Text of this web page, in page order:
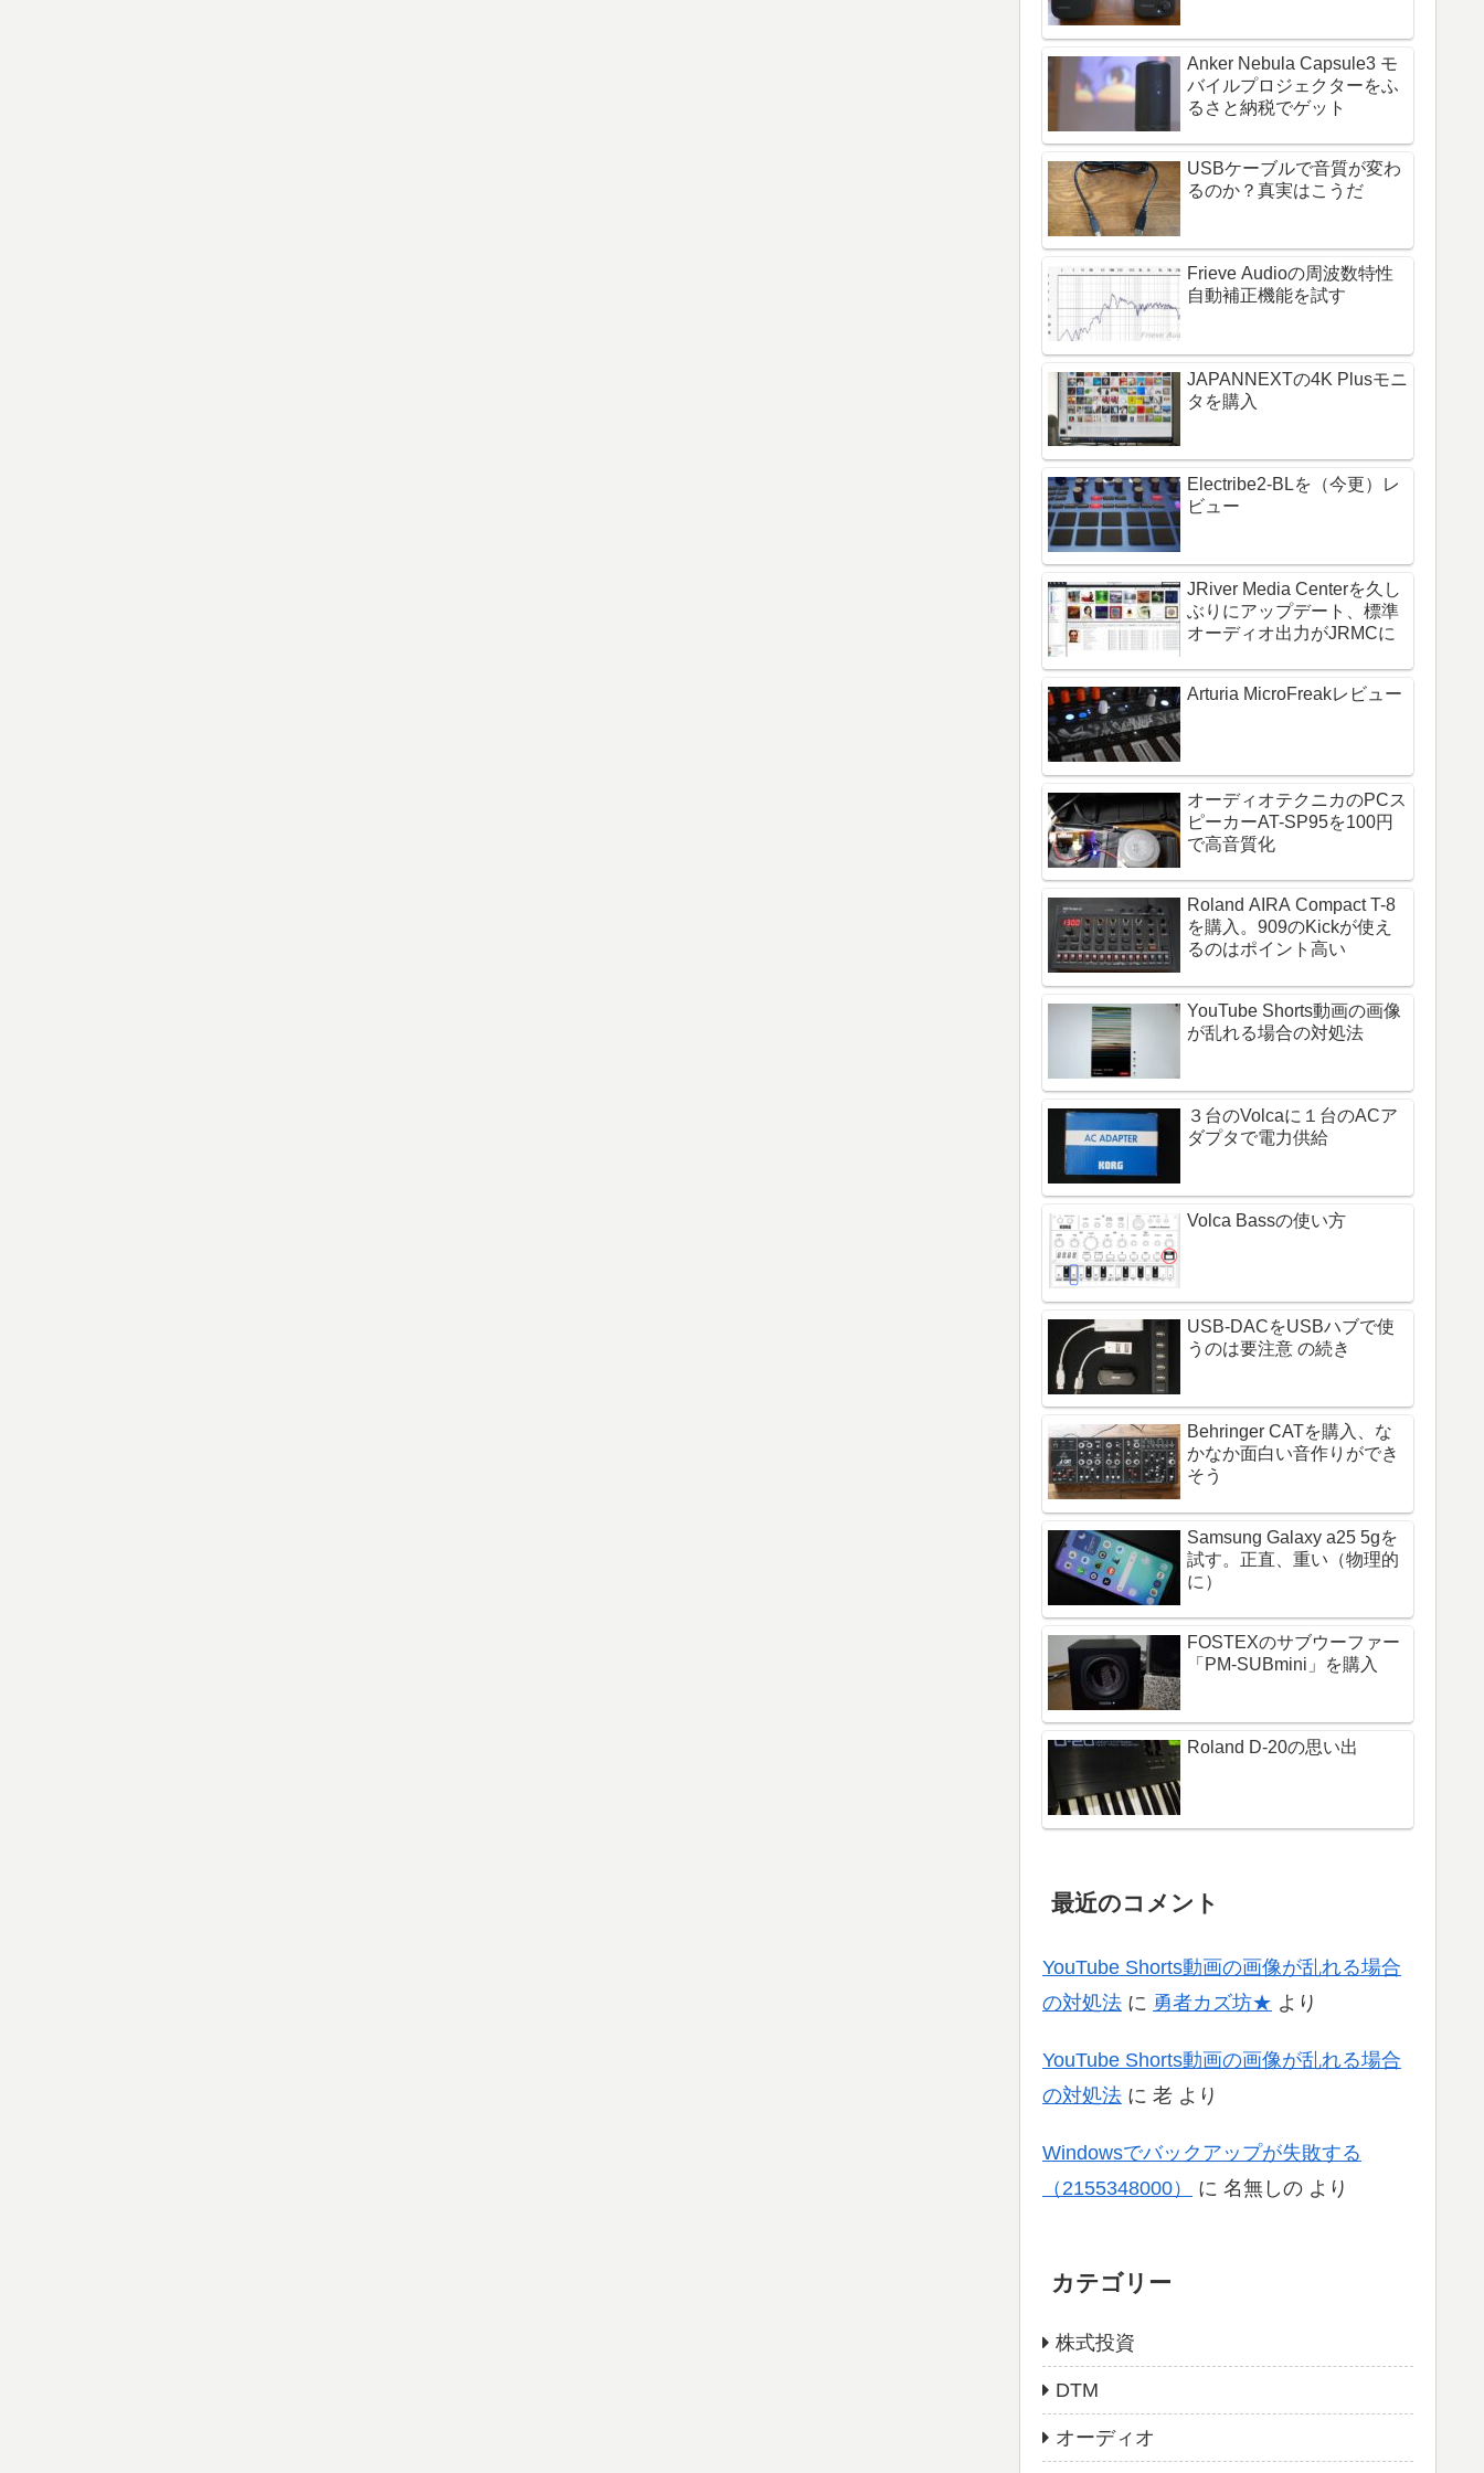
Anker Nebula Capsule3 モ
バイルプロジェクターをふ
るさと納税でゲット
USBケーブルで音質が変わ
るのか？真実はこうだ
Frieve Audioの周波数特性
自動補正機能を試す
JAPANNEXTの4K Plusモニ
タを購入
Electribe2-BLを（今更）レ
ビュー
JRiver Media Centerを久し
ぶりにアップデート、標準
オーディオ出力がJRMCに
Arturia MicroFreakレビュー
オーディオテクニカのPCス
ピーカーAT-SP95を100円
で高音質化
Roland AIRA Compact T-8
を購入。909のKickが使え
るのはポイント高い
YouTube Shorts動画の画像
が乱れる場合の対処法
３台のVolcaに１台のACア
ダプタで電力供給
Volca Bassの使い方
USB-DACをUSBハブで使
うのは要注意 の続き
Behringer CATを購入、な
かなか面白い音作りができ
そう
Samsung Galaxy a25 5gを
試す。正直、重い（物理的
に）
FOSTEXのサブウーファー
「PM-SUBmini」を購入
Roland D-20の思い出
最近のコメント
YouTube Shorts動画の画像が乱れる場合
の対処法 に 勇者カズ坊★ より
YouTube Shorts動画の画像が乱れる場合
の対処法 に 老 より
Windowsでバックアップが失敗する
（2155348000）
に 名無しの より
カテゴリー
株式投資
DTM
オーディオ